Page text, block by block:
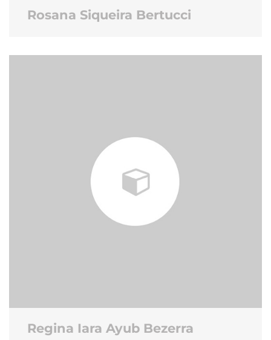
Rosana Siqueira Bertucci
Regina Iara Ayub Bezerra